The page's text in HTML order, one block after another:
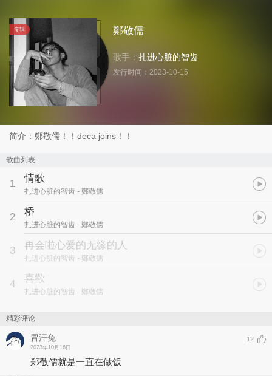
专辑 鄭敬儒
歌手： 扎进心脏的智齿
发行时间： 2023-10-15
简介：鄭敬儒！！deca joins！！
歌曲列表
1 情歌
扎进心脏的智齿 - 鄭敬儒
2 桥
扎进心脏的智齿 - 鄭敬儒
3 再会啦心爱的无缘的人
扎进心脏的智齿 - 鄭敬儒
4 喜歡
扎进心脏的智齿 - 鄭敬儒
精彩评论
冒汗兔
2023年10月16日
12
郑敬儒就是一直在做饭